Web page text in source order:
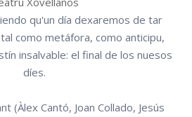
qu'un día dexaremos de tar
como metáfora, como anticipu,
insalvable: el final de los nuesos
díes.
(Àlex Cantó, Joan Collado, Jesús